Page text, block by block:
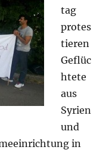
tag
protes
tieren
Geflüc
htete
aus
Syrien
und
in